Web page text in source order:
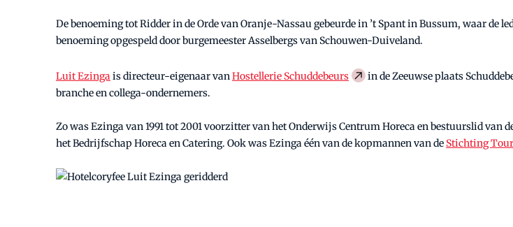
De benoeming tot Ridder in de Orde van Oranje-Nassau gebeurde in ’t Spant in Bussum, waar de
benoeming opgespeld door burgemeester Asselbergs van Schouwen-Duiveland.
Luit Ezingais directeur-eigenaar vanHostellerie Schuddebeurs
in de Zeeuwse plaats
branche en collega-ondernemers.
Zo was Ezinga van 1991 tot 2001 voorzitter van het Onderwijs Centrum Horeca en bestuurslid
het Bedrijfschap Horeca en Catering. Ook was Ezinga één van de kopmannen van de Stichting